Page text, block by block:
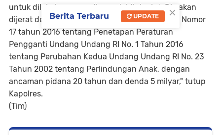
untuk dilakukan pemeriksaan lebih lanjut. Dia akan
dijerat dengan Pasal 82 ayat 1 dan 2 junto 76E Nomor
17 tahun 2016 tentang Penetapan Peraturan
Pengganti Undang Undang RI No. 1 Tahun 2016
tentang Perubahan Kedua Undang Undang RI No. 23
Tahun 2002 tentang Perlindungan Anak, dengan
ancaman pidana 20 tahun dan denda 5 milyar," tutup
Kapolres.
(Tim)
×
Berita Terbaru UPDATE